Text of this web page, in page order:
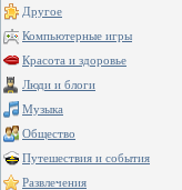
Другое
Компьютерные игры
Красота и здоровье
Люди и блоги
Музыка
Общество
Путешествия и события
Развлечения